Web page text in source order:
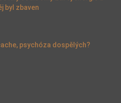
byl zbaven
psychóza dospělých?